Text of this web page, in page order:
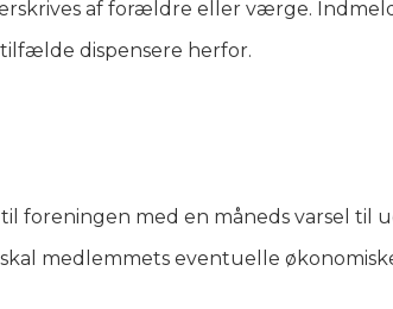
af forældre eller værge.
dispensere herfor.
foreningen med en måneds varsel til
medlemmets eventuelle